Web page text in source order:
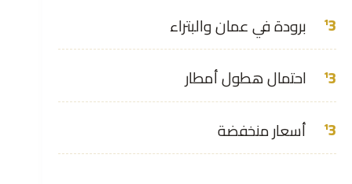
برودة في عمان والبتراء
احتمال هطول أمطار
أسعار منخفضة